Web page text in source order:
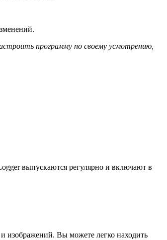
программу по своему усмотрению,
выпускаются регулярно и включают в
изображений. Вы можете легко находить